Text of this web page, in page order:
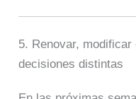
5. Renovar,
decisiones distintas